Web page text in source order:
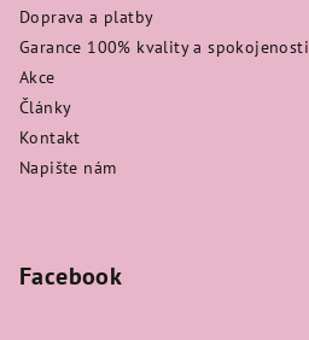
Doprava a platby
Garance 100% kvality a spokojenosti
Akce
Články
Kontakt
Napište nám
Facebook